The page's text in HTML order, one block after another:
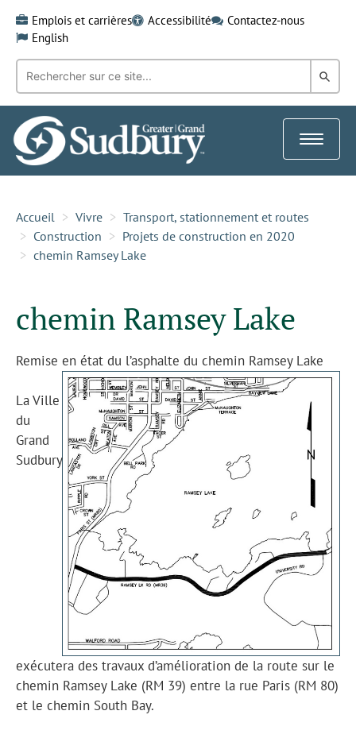
content
Emplois et carrières Accessibilité
Contactez-nous
English
Recherche
mot-
clé:
dans
Toggle
Accueil Vivre
Transport, stationnement et routes
Construction
Projets de construction en 2020
chemin Ramsey Lake
chemin Ramsey Lake
Remise en état du l’asphalte du chemin Ramsey Lake
La Ville
du
Grand
Sudbury
exécutera des travaux d’amélioration de la route sur le
chemin Ramsey Lake (RM 39) entre la rue Paris (RM 80)
et le chemin South Bay.